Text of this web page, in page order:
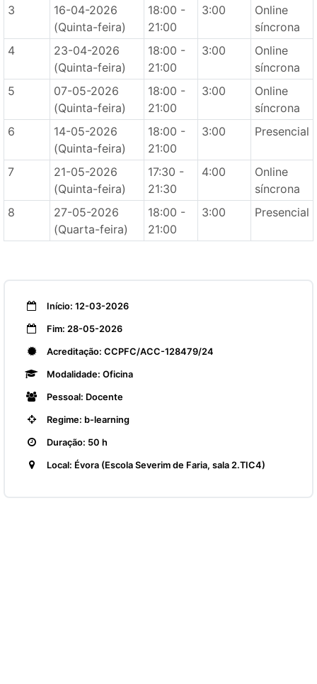
3
16-04-2026
(Quinta-feira)
18:00 -
21:00
3:00
Online
síncrona
4
23-04-2026
(Quinta-feira)
18:00 -
21:00
3:00
Online
síncrona
5
07-05-2026
(Quinta-feira)
18:00 -
21:00
3:00
Online
síncrona
6
14-05-2026
(Quinta-feira)
18:00 -
21:00
3:00 Presencial
7
21-05-2026
(Quinta-feira)
17:30 -
21:30
4:00
Online
síncrona
8
27-05-2026
(Quarta-feira)
18:00 -
21:00
3:00 Presencial
Início: 12-03-2026
Fim: 28-05-2026
Acreditação: CCPFC/ACC-128479/24
Modalidade: Oficina
Pessoal: Docente
Regime: b-learning
Duração: 50 h
Local: Évora (Escola Severim de Faria, sala 2.TIC4)